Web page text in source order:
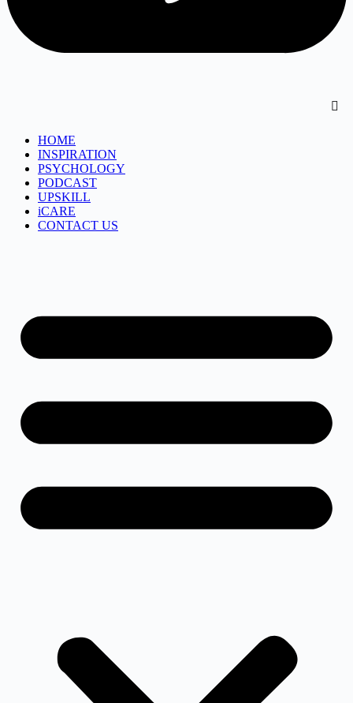
HOME
INSPIRATION
PSYCHOLOGY
PODCAST
UPSKILL
iCARE
CONTACT US